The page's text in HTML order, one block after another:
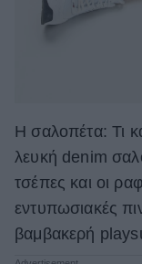
H σαλοπέτα: Τι
λευκή denim
τσέπες και οι
εντυπωσιακές
βαμβακερή